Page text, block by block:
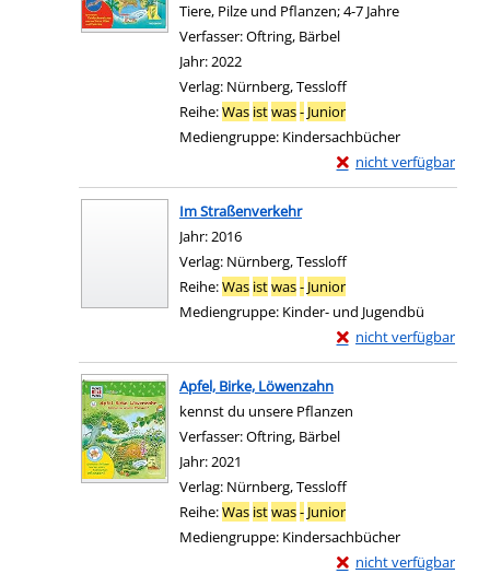
Tiere, Pilze und Pflanzen; 4-7 Jahre
Verfasser:Oftring, Bärbel
Jahr:2022
Verlag: Nürnberg, Tessloff
Reihe:Was istwas- Junior
Mediengruppe: Kindersachbücher
nicht verfügbar
Exemplar-Details von
Zum Download von
Im Straßenverkehr
Suche nach diesem Verfasser
Jahr:2016
Verlag: Nürnberg, Tessloff
Reihe:Was istwas- Junior
Mediengruppe: Kinder- und Jugendbü
nicht verfügbar
Exemplar-Details von
Zum Download von
Apfel, Birke, Löwenzahn
kennst du unsere Pflanzen
Verfasser:Oftring, Bärbel
Jahr:2021
Verlag: Nürnberg, Tessloff
Reihe:Was istwas- Junior
Mediengruppe: Kindersachbücher
nicht verfügbar
Exemplar-Details von